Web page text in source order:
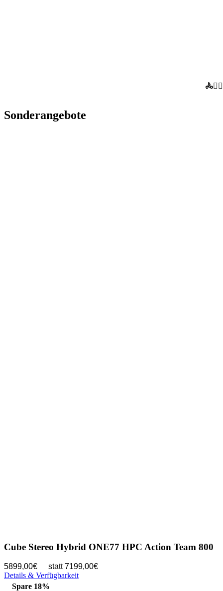
Als lokaler Fachbetrieb direkt in der Region sind wir dein erster
Sonderangebote
Cube Stereo Hybrid ONE77 HPC Action Team 800
5899,00€
statt 7199,00€
Details & Verfügbarkeit
Spare 18%